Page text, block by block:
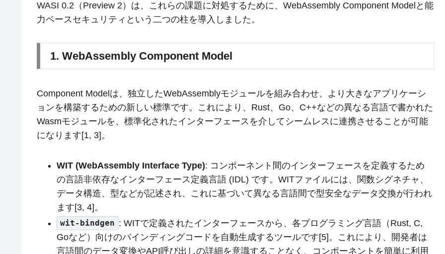
WASI 0.2（Preview 2）は、これらの課題に対処するために、WebAssembly Component Modelと能
力ベースセキュリティという二つの柱を導入しました。
1. WebAssembly Component Model
Component Modelは、独立したWebAssemblyモジュールを組み合わせ、より大きなアプリケーシ
ョンを構築するための新しい標準です。これにより、Rust、Go、C++などの異なる言語で書かれた
Wasmモジュールを、標準化されたインターフェースを介してシームレスに連携させることが可能
になります[1, 3]。
WIT (WebAssembly Interface Type): コンポーネント間のインターフェースを定義するため
の言語非依存なインターフェース定義言語 (IDL) です。WITファイルには、関数シグネチャ、
データ構造、型などが記述され、これに基づいて異なる言語間で型安全なデータ交換が行われ
ます[3, 4]。
wit-bindgen : WITで定義されたインターフェースから、各プログラミング言語（Rust, C,
Goなど）向けのバインディングコードを自動生成するツールです[5]。これにより、開発者は
言語間のデータ変換やAPI呼び出しの詳細を意識することなく、コンポーネントを簡単に利用